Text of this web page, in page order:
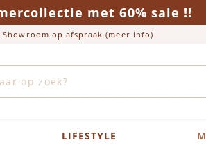
met 60% sale !!
Showroom op afspraak (meer info)
LIFESTYLE